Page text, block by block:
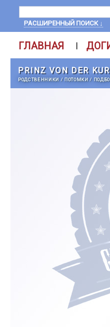
РАСШИРЕННЫЙ ПОИСК ↓
ГЛАВНАЯ |
PRINZ VON DER
РОДСТВЕННИКИ / ПОТОМКИ/